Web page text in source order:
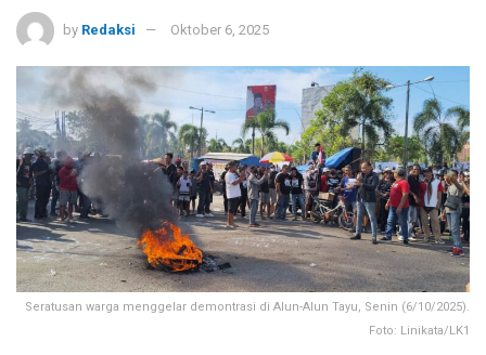
by Redaksi Oktober 6, 2025
Seratusan warga menggelar demontrasi di Alun-Alun Tayu, Senin (6/10/2025).
Foto: Linikata/LK1